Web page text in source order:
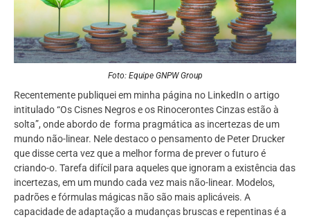
Foto: Equipe GNPW Group
Recentemente publiquei em minha página no LinkedIn o artigo
intitulado “Os Cisnes Negros e os Rinocerontes Cinzas estão à
solta”, onde abordo de forma pragmática as incertezas de um
mundo não-linear. Nele destaco o pensamento de Peter Drucker
que disse certa vez que a melhor forma de prever o futuro é
criando-o. Tarefa difícil para aqueles que ignoram a existência das
incertezas, em um mundo cada vez mais não-linear. Modelos,
padrões e fórmulas mágicas não são mais aplicáveis. A
capacidade de adaptação a mudanças bruscas e repentinas é a